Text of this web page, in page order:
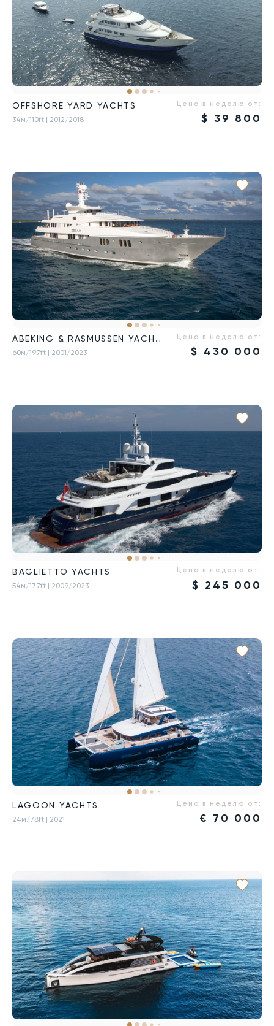
OFFSHORE YARD YACHTS
34м/110ft | 2012/2018
Цена в неделю от:
$ 39 800
ABEKING & RASMUSSEN YACHTS
60м/197ft | 2001/2023
Цена в неделю от:
$ 430 000
BAGLIETTO YACHTS
54м/177ft | 2009/2023
Цена в неделю от:
$ 245 000
LAGOON YACHTS
24м/78ft | 2021
Цена в неделю от:
€ 70 000